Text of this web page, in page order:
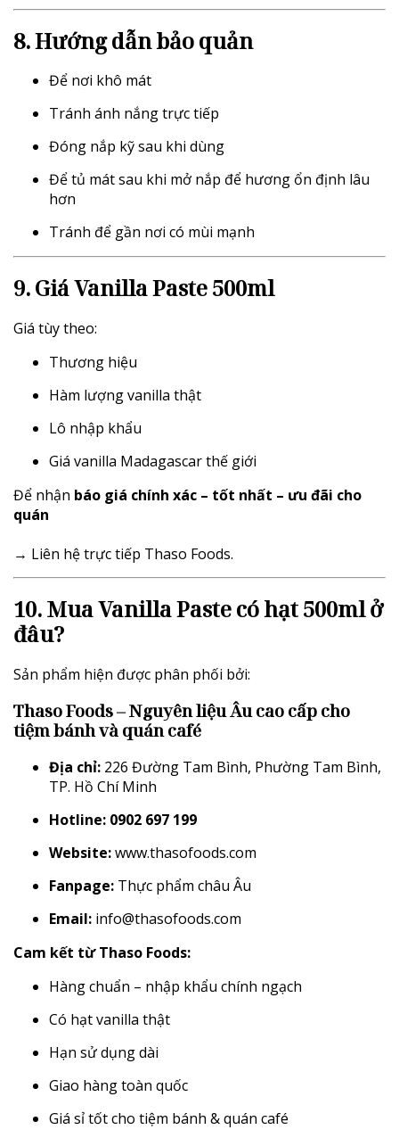
8. Hướng dẫn bảo quản
Để nơi khô mát
Tránh ánh nắng trực tiếp
Đóng nắp kỹ sau khi dùng
Để tủ mát sau khi mở nắp để hương ổn định lâu
hơn
Tránh để gần nơi có mùi mạnh
9. Giá Vanilla Paste 500ml
Giá tùy theo:
Thương hiệu
Hàm lượng vanilla thật
Lô nhập khẩu
Giá vanilla Madagascar thế giới
Để nhận báo giá chính xác – tốt nhất – ưu đãi cho
quán
→ Liên hệ trực tiếp Thaso Foods.
10. Mua Vanilla Paste có hạt 500ml ở
đâu?
Sản phẩm hiện được phân phối bởi:
Thaso Foods – Nguyên liệu Âu cao cấp cho
tiệm bánh và quán café
Địa chỉ: 226 Đường Tam Bình, Phường Tam Bình,
TP. Hồ Chí Minh
Hotline: 0902 697 199
Website:www.thasofoods.com
Fanpage: Thực phẩm châu Âu
Email: info@thasofoods.com
Cam kết từ Thaso Foods:
Hàng chuẩn – nhập khẩu chính ngạch
Có hạt vanilla thật
Hạn sử dụng dài
Giao hàng toàn quốc
Giá sỉ tốt cho tiệm bánh & quán café